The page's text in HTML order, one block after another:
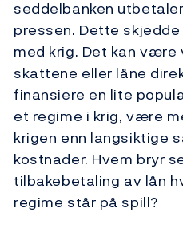
seddelbanken
pressen. Dette
med krig. Det kan være
skattene eller låne
finansiere en lite
et regime i krig, være
krigen enn langsiktige
kostnader. Hvem bryr
tilbakebetaling av lån
regime står på spill?